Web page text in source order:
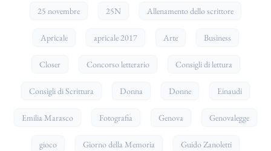
25 novembre 25N Allenamento dello scrittore
Apricale apricale 2017 Arte Business
Closer Concorso letterario Consigli di lettura
Consigli di Scrittura Donna Donne Einaudi
Emilia Marasco Fotografia Genova Genovalegge
gioco Giorno della Memoria Guido Zanoletti